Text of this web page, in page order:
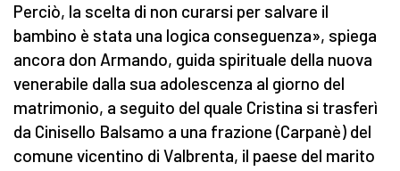
Perciò, la scelta di non curarsi per salvare il
bambino è stata una logica conseguenza», spiega
ancora don Armando, guida spirituale della nuova
venerabile dalla sua adolescenza al giorno del
matrimonio, a seguito del quale Cristina si trasferì
da Cinisello Balsamo a una frazione (Carpanè) del
comune vicentino di Valbrenta, il paese del marito